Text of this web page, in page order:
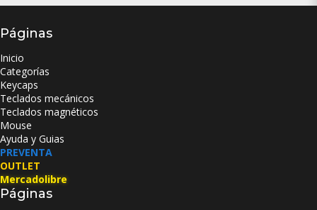
Páginas
Inicio
Categorías
Keycaps
Teclados mecánicos
Teclados magnéticos
Mouse
Ayuda y Guias
PREVENTA
OUTLET
Mercadolibre
Páginas